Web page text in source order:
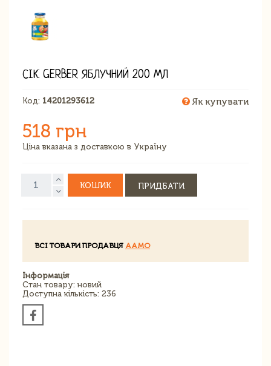
СІК GERBER ЯБЛУЧНИЙ 200 МЛ
Код: 14201293612 Як купувати
518 грн
Ціна вказана з доставкою в Україну
КОШИК ПРИДБАТИ
ВСІ ТОВАРИ ПРОДАВЦЯ AAMO
Інформація
Стан товару: новий
Доступна кількість: 236